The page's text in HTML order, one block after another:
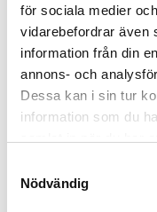
för sociala medier
vidarebefordrar även
information från din
annons- och
Dessa kan i sin tur
information som du
Nödvändig
Solidsteel S5-3
Hifi-rack
SOLIDSTEEL
/st.